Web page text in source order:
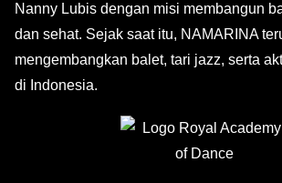
Nanny Lubis dengan misi membangun
dan sehat. Sejak saat itu, NAMARINA
mengembangkan balet, tari jazz, serta
di Indonesia.